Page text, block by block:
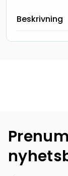
Beskrivning